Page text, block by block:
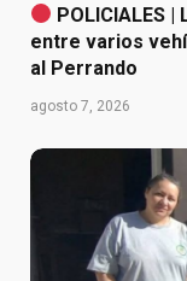
POLICIALES
entre varios
al Perrando
agosto 7, 2026